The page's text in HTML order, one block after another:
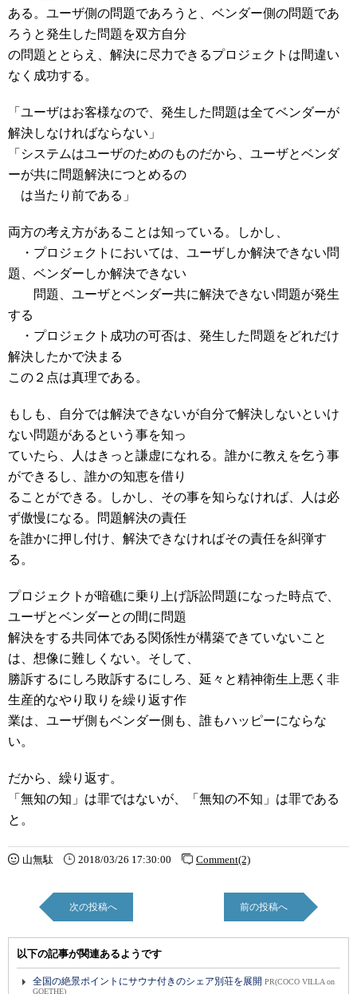
ある。ユーザ側の問題であろうと、ベンダー側の問題であ
ろうと発生した問題を双方自分
の問題ととらえ、解決に尽力できるプロジェクトは間違い
なく成功する。
「ユーザはお客様なので、発生した問題は全てベンダーが
解決しなければならない」
「システムはユーザのためのものだから、ユーザとベンダ
ーが共に問題解決につとめるの
は当たり前である」
両方の考え方があることは知っている。しかし、
・プロジェクトにおいては、ユーザしか解決できない問
題、ベンダーしか解決できない
問題、ユーザとベンダー共に解決できない問題が発生
する
・プロジェクト成功の可否は、発生した問題をどれだけ
解決したかで決まる
この２点は真理である。
もしも、自分では解決できないが自分で解決しないといけ
ない問題があるという事を知っ
ていたら、人はきっと謙虚になれる。誰かに教えを乞う事
ができるし、誰かの知恵を借り
ることができる。しかし、その事を知らなければ、人は必
ず傲慢になる。問題解決の責任
を誰かに押し付け、解決できなければその責任を糾弾す
る。
プロジェクトが暗礁に乗り上げ訴訟問題になった時点で、
ユーザとベンダーとの間に問題
解決をする共同体である関係性が構築できていないこと
は、想像に難しくない。そして、
勝訴するにしろ敗訴するにしろ、延々と精神衛生上悪く非
生産的なやり取りを繰り返す作
業は、ユーザ側もベンダー側も、誰もハッピーにならな
い。
だから、繰り返す。
「無知の知」は罪ではないが、「無知の不知」は罪である
と。
山無駄 2018/03/26 17:30:00 Comment(2)
次の投稿へ 前の投稿へ
以下の記事が関連あるようです
全国の絶景ポイントにサウナ付きのシェア別荘を展開 PR(COCO VILLA on
GOETHE)